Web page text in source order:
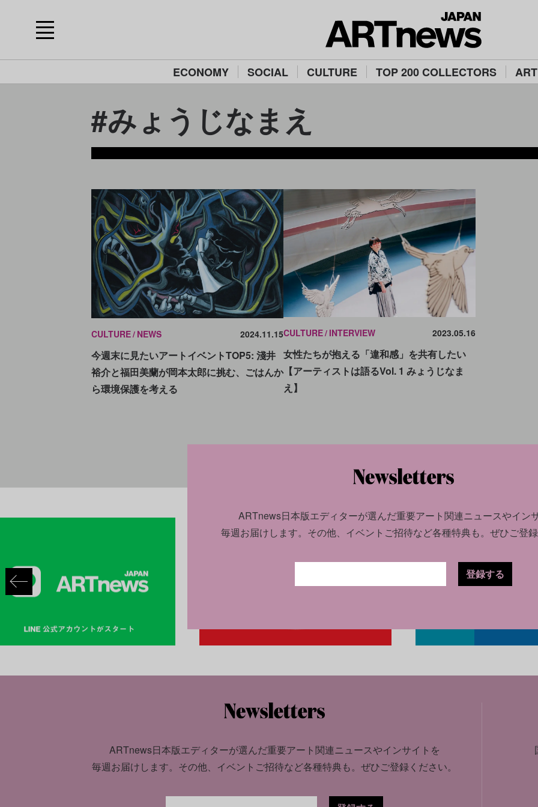
ECONOMY SOCIAL CULTURE TOP 200 COLLECTORS
#みょうじなまえ
CULTURE NEWS 2024.11.15
今週末に見たいアートイベントTOP5: 淺井
裕介と福⽥美蘭が岡本太郎に挑む、ごはんか
ら環境保護を考える
CULTURE INTERVIEW 2023.05.16
女性たちが抱える「違和感」を共有したい
【アーティストは語るVol. 1 みょうじなま
え】
ARTnews日本版エディターが選んだ重要アート関連ニュースやインサイトを
毎週お届けします。 その他、イベントご招待など各種特典も。 ぜひご登録ください。
ARTnews日本版エディターが選んだ重要アート関連ニュースやイン
毎週お届けします。 その他、イベントご招待など各種特典も。ぜひご登録
登録する